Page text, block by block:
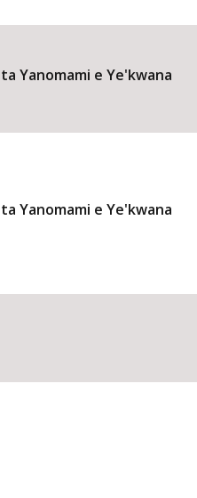
Yanomami e Ye'kwana
Yanomami e Ye'kwana